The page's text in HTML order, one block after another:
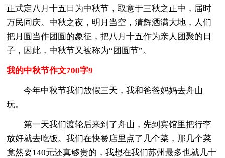
正式定八月十五日为中秋节，取意于三秋之正中，届时
万民同庆。中秋之夜，明月当空，清辉洒满大地，人们
把月圆当作团圆的象征，把八月十五作为亲人团聚的日
子，因此，中秋节又被称为“团圆节”。
我的中秋节作文700字9
今年中秋节我们放假三天，我和爸爸妈妈去舟山
玩。
第一天我们渡轮后来到了舟山，先到宾馆里把行李
放好就去吃饭。我们在快餐店里点了几个菜，那几个菜
竟然要140元还真够贵的，我想在我们苏州最多也就几十